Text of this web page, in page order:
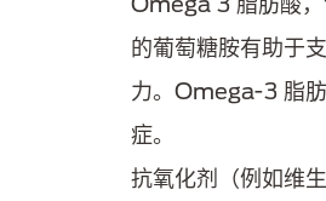
的葡萄糖胺有助于
力。Omega-3 脂
症。
抗氧化剂（例如维